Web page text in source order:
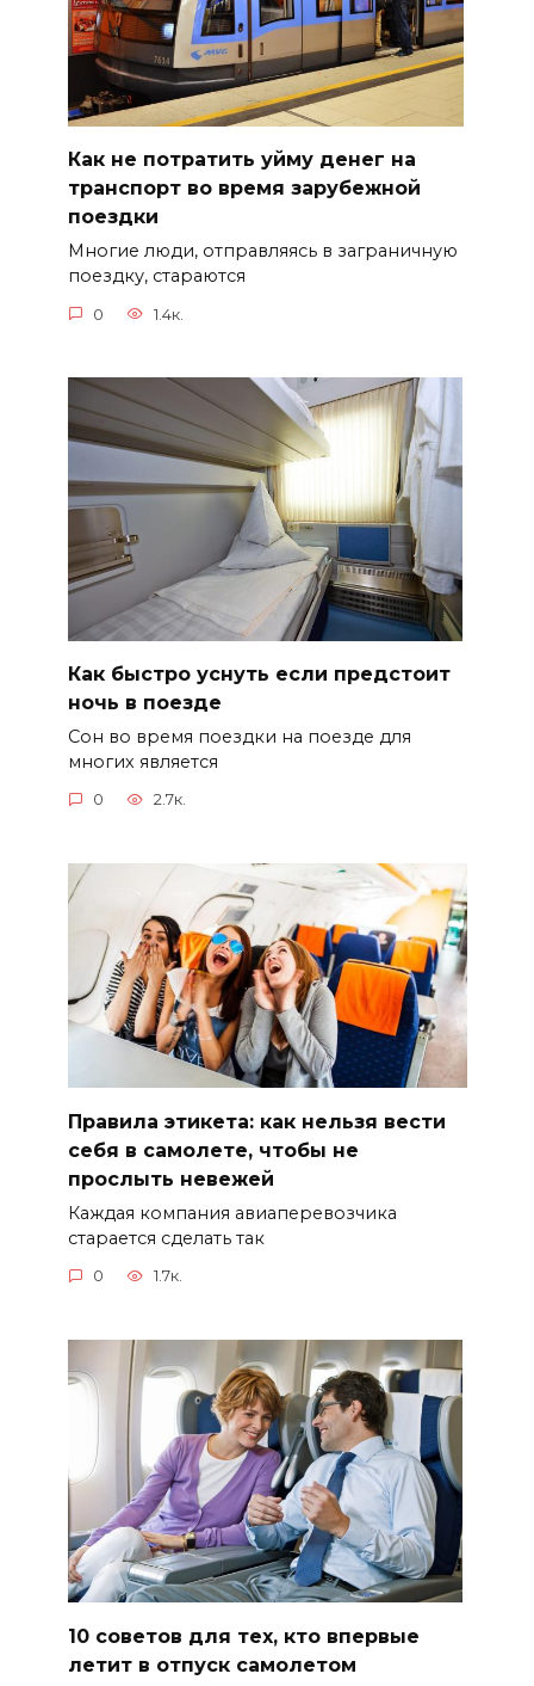
Как не потратить уйму денег на
транспорт во время зарубежной
поездки
Многие люди, отправляясь в заграничную
поездку, стараются
0 1.4к.
Как быстро уснуть если предстоит
ночь в поезде
Сон во время поездки на поезде для
многих является
0 2.7к.
Правила этикета: как нельзя вести
себя в самолете, чтобы не
прослыть невежей
Каждая компания авиаперевозчика
старается сделать так
0 1.7к.
10 советов для тех, кто впервые
летит в отпуск самолетом